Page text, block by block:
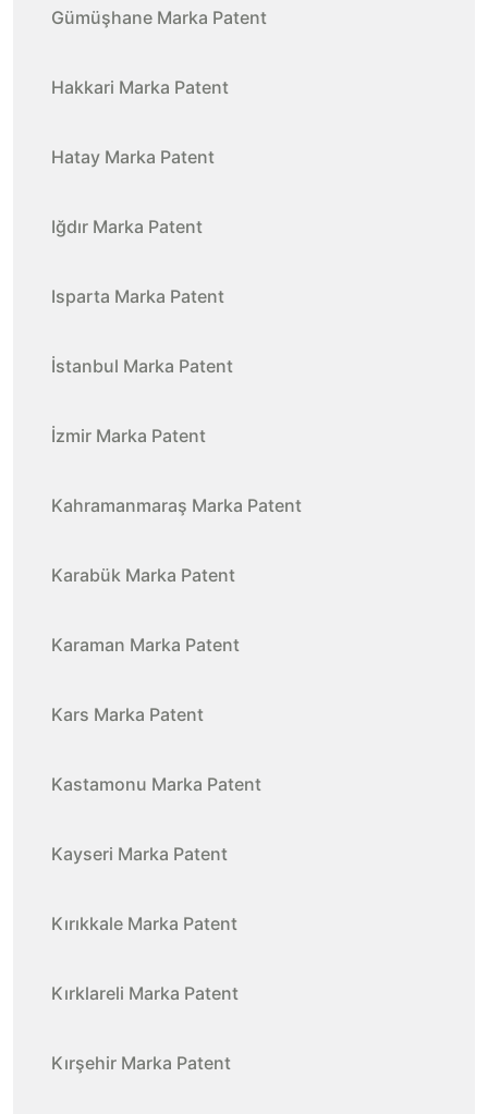
Gümüşhane Marka Patent
Hakkari Marka Patent
Hatay Marka Patent
Iğdır Marka Patent
Isparta Marka Patent
İstanbul Marka Patent
İzmir Marka Patent
Kahramanmaraş Marka Patent
Karabük Marka Patent
Karaman Marka Patent
Kars Marka Patent
Kastamonu Marka Patent
Kayseri Marka Patent
Kırıkkale Marka Patent
Kırklareli Marka Patent
Kırşehir Marka Patent